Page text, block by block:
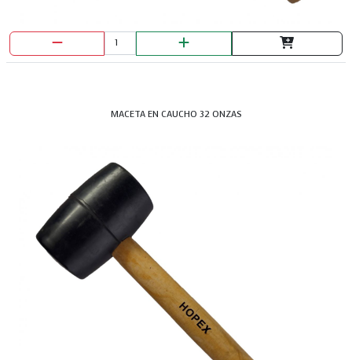
MACETA EN CAUCHO 32 ONZAS